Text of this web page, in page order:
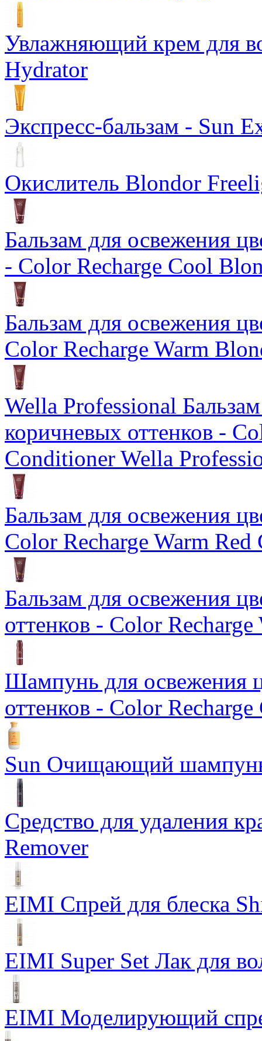
Увлажняющий крем для
Hydrator
Экспресс-бальзам - Sun
Окислитель Blondor
Бальзам для освежения
- Color Recharge Cool
Бальзам для освежения
Color Recharge Warm
Wella Professional
коричневых оттенков -
Conditioner Wella
Бальзам для освежения
Color Recharge Warm
Бальзам для освежения
оттенков - Color
Шампунь для освежения
оттенков - Color
Sun Очищающий
Средство для удаления
Remover
EIMI Спрей для блеска
EIMI Super Set Лак для
EIMI Моделирующий